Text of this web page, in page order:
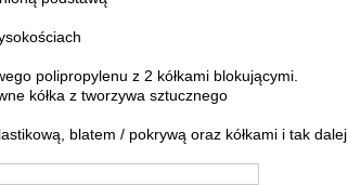
polipropylenu z 2 kółkami blokującymi.
kółka z tworzywa sztucznego
blatem / pokrywą oraz kółkami i tak dalej.